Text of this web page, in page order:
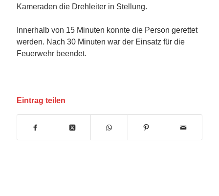
Kameraden die Drehleiter in Stellung.
Innerhalb von 15 Minuten konnte die Person gerettet
werden. Nach 30 Minuten war der Einsatz für die
Feuerwehr beendet.
Eintrag teilen